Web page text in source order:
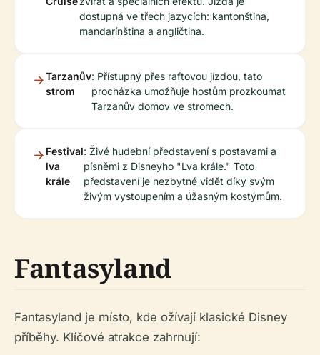
dostupná ve třech jazycích: kantonština,
mandarínština a angličtina.
Tarzanův
strom
: Přístupný přes raftovou jízdou, tato
procházka umožňuje hostům prozkoumat
Tarzanův domov ve stromech.
Festival
lva
krále
: Živé hudební představení s postavami a
písněmi z Disneyho "Lva krále." Toto
představení je nezbytné vidět díky svým
živým vystoupením a úžasným kostýmům.
Fantasyland
Fantasyland je místo, kde ožívají klasické Disney
příběhy. Klíčové atrakce zahrnují: